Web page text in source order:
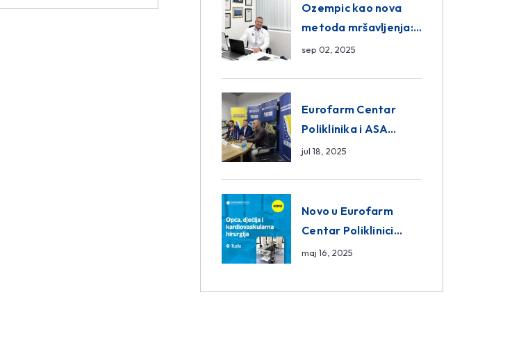
Ozempic kao nova
metoda mršavljenja:
da ili ne?
sep 02, 2025
Eurofarm Centar
Poliklinika i ASA
CENTRAL osiguranje
BiH
jul 18, 2025
Novo u Eurofarm
Centar Poliklinici
Tuzla – opća, dječija i
hirurgija
maj 16, 2025